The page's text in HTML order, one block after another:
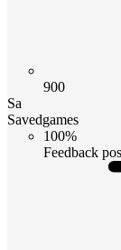
900
Sa
Savedgames
100%
Feedback